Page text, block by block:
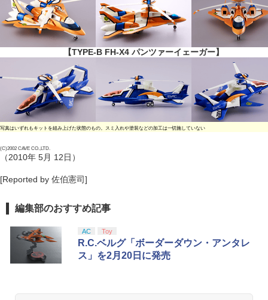
【TYPE-B FH-X4 パンツァーイェーガー】
写真はいずれもキットを組み上げた状態のもの。スミ入れや塗装などの加工は一切施していない
(C)2002 CAVE CO.,LTD.
（2010年 5月 12日）
[Reported by 佐伯憲司]
編集部のおすすめ記事
AC Toy
R.C.ベルグ「ボーダーダウン・アンタレ
ス」を2月20日に発売